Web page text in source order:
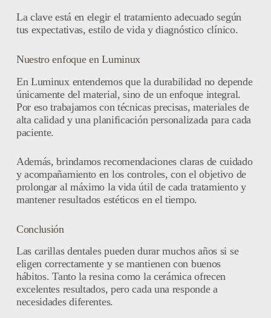
La clave está en elegir el tratamiento adecuado según
tus expectativas, estilo de vida y diagnóstico clínico.
Nuestro enfoque en Luminux
En Luminux entendemos que la durabilidad no depende
únicamente del material, sino de un enfoque integral.
Por eso trabajamos con técnicas precisas, materiales de
alta calidad y una planificación personalizada para cada
paciente.
Además, brindamos recomendaciones claras de cuidado
y acompañamiento en los controles, con el objetivo de
prolongar al máximo la vida útil de cada tratamiento y
mantener resultados estéticos en el tiempo.
Conclusión
Las carillas dentales pueden durar muchos años si se
eligen correctamente y se mantienen con buenos
hábitos. Tanto la resina como la cerámica ofrecen
excelentes resultados, pero cada una responde a
necesidades diferentes.